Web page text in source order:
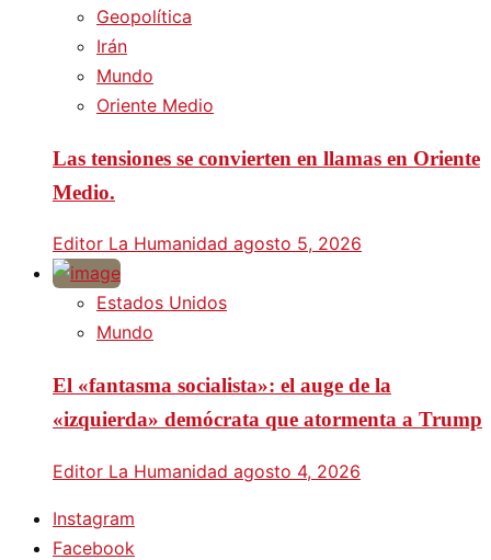
Geopolítica
Irán
Mundo
Oriente Medio
Las tensiones se convierten en llamas en Oriente
Medio.
Editor La Humanidad agosto 5, 2026
Estados Unidos
Mundo
El «fantasma socialista»: el auge de la
«izquierda» demócrata que atormenta a Trump
Editor La Humanidad agosto 4, 2026
Instagram
Facebook